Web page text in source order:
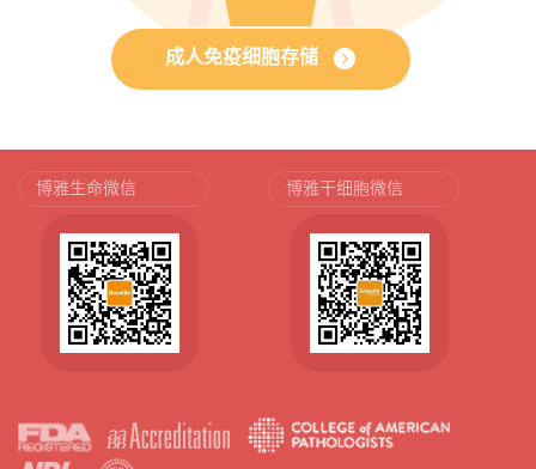
成人免疫细胞存储
博雅生命微信 博雅干细胞微信